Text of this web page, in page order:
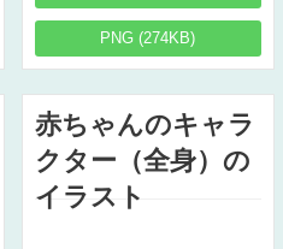
PNG (274KB)
赤ちゃんのキャラ
クター（全身）の
イラスト